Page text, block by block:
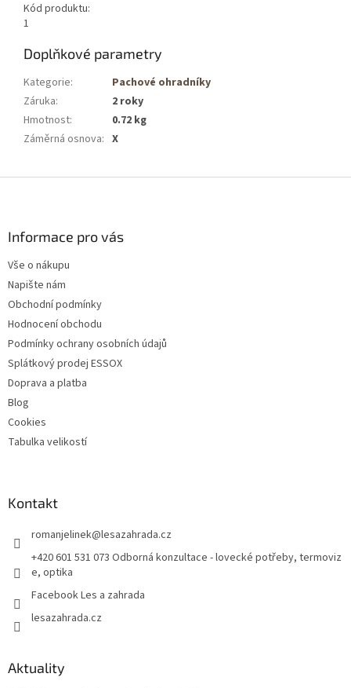
Kód produktu:
1
Doplňkové parametry
Kategorie:
Pachové ohradníky
Záruka:
2 roky
Hmotnost:
0.72 kg
Záměrná osnova: X
Informace pro vás
Vše o nákupu
Napište nám
Obchodní podmínky
Hodnocení obchodu
Podmínky ochrany osobních údajů
Splátkový prodej ESSOX
Doprava a platba
Blog
Cookies
Tabulka velikostí
Kontakt
romanjelinek@lesazahrada.cz
+420 601 531 073 Odborná konzultace - lovecké potřeby, termoviz
e, optika
Facebook Les a zahrada
lesazahrada.cz
Aktuality